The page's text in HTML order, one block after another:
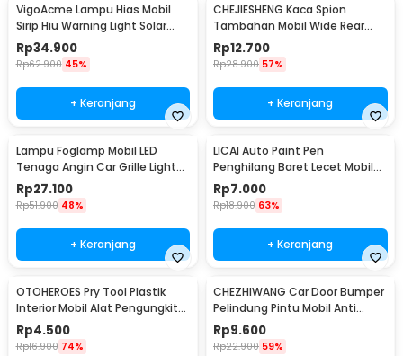
VigoAcme Lampu Hias Mobil
Sirip Hiu Warning Light Solar
Energy 8 LED - FZWJSD
Rp34.900
Rp62.900 45%
+ Keranjang
CHEJIESHENG Kaca Spion
Tambahan Mobil Wide Rear
View Anti Blind Spot - SY-080
Rp12.700
Rp28.900 57%
+ Keranjang
Lampu Foglamp Mobil LED
Tenaga Angin Car Grille Light
Wind Power 2 PCS - XY044
Rp27.100
Rp51.900 48%
+ Keranjang
LICAI Auto Paint Pen
Penghilang Baret Lecet Mobil
Scratch Removal 12ml
Rp7.000
Rp18.900 63%
+ Keranjang
OTOHEROES Pry Tool Plastik
Interior Mobil Alat Pengungkit
Set 4 PCS - AA16
Rp4.500
Rp16.900 74%
CHEZHIWANG Car Door Bumper
Pelindung Pintu Mobil Anti
Gores 8 PCS - HT-001
Rp9.600
Rp22.900 59%